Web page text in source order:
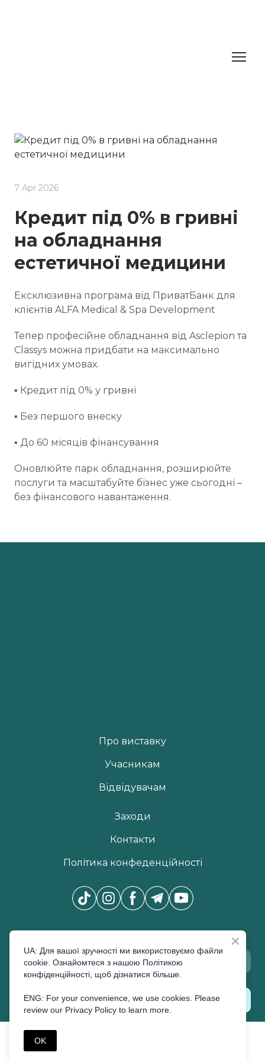
7 Apr 2026
Кредит під 0% в гривні
на обладнання
естетичної медицини
Ексклюзивна програма від ПриватБанк для
клієнтів ALFA Medical & Spa Development
Тепер професійне обладнання від Asclepion та
Classys можна придбати на максимально
вигідних умовах.
▪ Кредит під 0% у гривні
▪ Без першого внеску
▪ До 60 місяців фінансування
Оновлюйте парк обладнання, розширюйте
послуги та масштабуйте бізнес уже сьогодні –
без фінансового навантаження.
Про виставку
Учасникам
Відвідувачам
Заходи
Контакти
Політика конфеденційності
ПІДПИСАТИСЬ
UA: Для вашої зручності ми використовуємо файли
cookie. Ознайомтеся з нашою Політикою
конфіденційності, щоб дізнатися більше.
ENG: For your convenience, we use cookies. Please
review our Privacy Policy to learn more.
OK